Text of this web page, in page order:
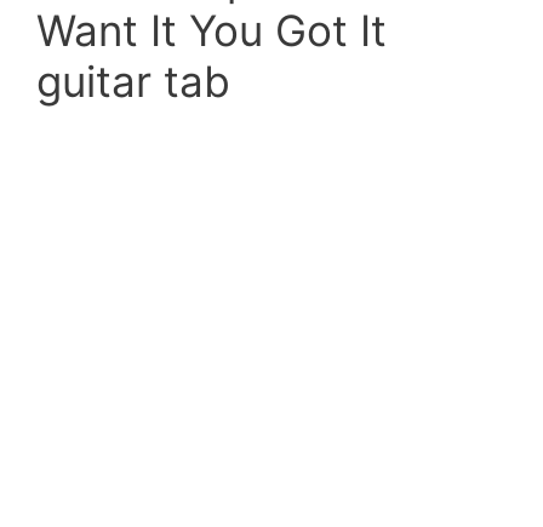
Want It You Got It
guitar tab